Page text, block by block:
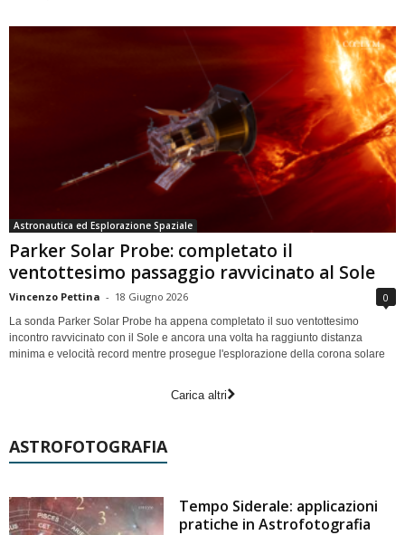
Astronautica ed Esplorazione Spaziale
Parker Solar Probe: completato il
ventottesimo passaggio ravvicinato al Sole
Vincenzo Pettina - 18 Giugno 2026 0
La sonda Parker Solar Probe ha appena completato il suo ventottesimo
incontro ravvicinato con il Sole e ancora una volta ha raggiunto distanza
minima e velocità record mentre prosegue l'esplorazione della corona solare
Carica altri
ASTROFOTOGRAFIA
Tempo Siderale: applicazioni
pratiche in Astrofotografia